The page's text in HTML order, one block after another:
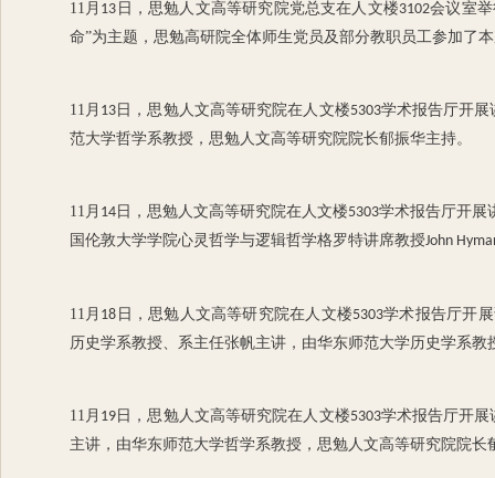
11 月 13 日，思勉人文高等研究院党总支在人文楼3102会议室
命”为主题，思勉高研院全体师生党员及部分教职员工参加了
11 月 13 日，思勉人文高等研究院在人文楼5303学术报告厅开展
范大学哲学系教授，思勉人文高等研究院院长郁振华主持。
11 月 14 日，思勉人文高等研究院在人文楼5303学术报告厅开展
国伦敦大学学院心灵哲学与逻辑哲学格罗特讲席教授John
11 月 18 日，思勉人文高等研究院在人文楼5303学术报告厅开
历史学系教授、系主任张帆主讲，由华东师范大学历史学系教
11 月 19 日，思勉人文高等研究院在人文楼5303学术报告厅开展
主讲，由华东师范大学哲学系教授，思勉人文高等研究院院长